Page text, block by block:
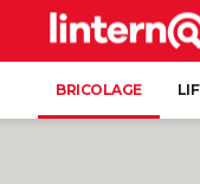
BRICOLAGE